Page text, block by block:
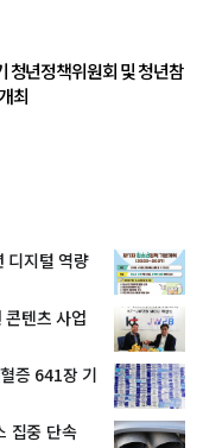
청년정책위원회 및 청년참
최
디지털 역량
콘텐츠 사업
증 641장 기
집중 단속